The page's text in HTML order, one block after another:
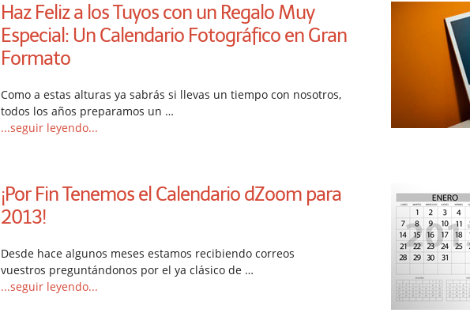
Haz Feliz a los Tuyos con un Regalo Muy
Especial: Un Calendario Fotográfico en Gran
Formato
Como a estas alturas ya sabrás si llevas un tiempo con nosotros,
todos los años preparamos un …
...seguir leyendo...
¡Por Fin Tenemos el Calendario dZoom para
2013!
Desde hace algunos meses estamos recibiendo correos
vuestros preguntándonos por el ya clásico de …
...seguir leyendo...